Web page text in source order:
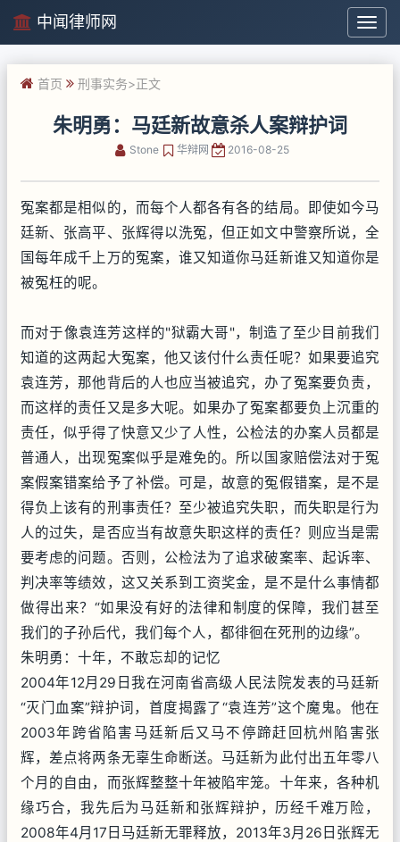
中
闻
律
中闻律师网
首页 刑事实务>正文
朱明勇：马廷新故意杀人案辩护词
Stone 华辩网 2016-08-25
冤案都是相似的，而每个人都各有各的结局。即使如今马
廷新、张高平、张辉得以洗冤，但正如文中警察所说，全
国每年成千上万的冤案，谁又知道你马廷新谁又知道你是
被冤枉的呢。
而对于像袁连芳这样的"狱霸大哥"，制造了至少目前我们
知道的这两起大冤案，他又该付什么责任呢？如果要追究
袁连芳，那他背后的人也应当被追究，办了冤案要负责，
而这样的责任又是多大呢。如果办了冤案都要负上沉重的
责任，似乎得了快意又少了人性，公检法的办案人员都是
普通人，出现冤案似乎是难免的。所以国家赔偿法对于冤
案假案错案给予了补偿。可是，故意的冤假错案，是不是
得负上该有的刑事责任？至少被追究失职，而失职是行为
人的过失，是否应当有故意失职这样的责任？则应当是需
要考虑的问题。否则，公检法为了追求破案率、起诉率、
判决率等绩效，这又关系到工资奖金，是不是什么事情都
做得出来？“如果没有好的法律和制度的保障，我们甚至
我们的子孙后代，我们每个人，都徘徊在死刑的边缘”。
朱明勇：十年，不敢忘却的记忆
2004年12月29日我在河南省高级人民法院发表的马廷新
“灭门血案”辩护词，首度揭露了“袁连芳”这个魔鬼。他在
2003年跨省陷害马廷新后又马不停蹄赶回杭州陷害张
辉，差点将两条无辜生命断送。马廷新为此付出五年零八
个月的自由，而张辉整整十年被陷牢笼。十年来，各种机
缘巧合，我先后为马廷新和张辉辩护，历经千难万险，
2008年4月17日马廷新无罪释放，2013年3月26日张辉无